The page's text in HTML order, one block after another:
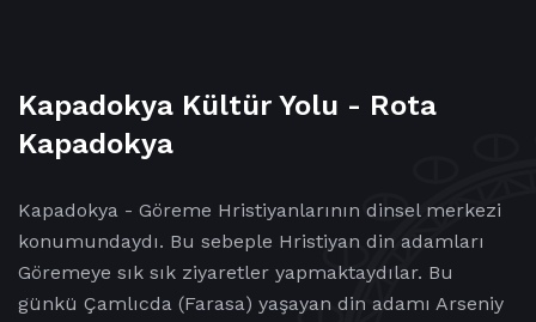
Kapadokya Kültür Yolu - Rota
Kapadokya
Kapadokya - Göreme Hristiyanlarının dinsel merkezi
konumundaydı. Bu sebeple Hristiyan din adamları
Göremeye sık sık ziyaretler yapmaktaydılar. Bu
günkü Çamlıcda (Farasa) yaşayan din adamı Arseniy